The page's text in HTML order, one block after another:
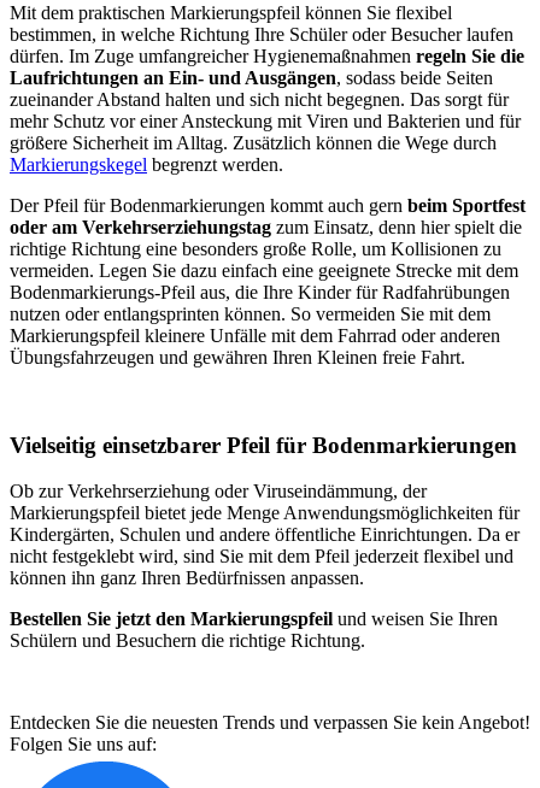
Mit dem praktischen Markierungspfeil können Sie flexibel
bestimmen, in welche Richtung Ihre Schüler oder Besucher laufen
dürfen. Im Zuge umfangreicher Hygienemaßnahmen regeln Sie die
Laufrichtungen an Ein- und Ausgängen, sodass beide Seiten
zueinander Abstand halten und sich nicht begegnen. Das sorgt für
mehr Schutz vor einer Ansteckung mit Viren und Bakterien und für
größere Sicherheit im Alltag. Zusätzlich können die Wege durch
Markierungskegel begrenzt werden.
Der Pfeil für Bodenmarkierungen kommt auch gern beim Sportfest
oder am Verkehrserziehungstag zum Einsatz, denn hier spielt die
richtige Richtung eine besonders große Rolle, um Kollisionen zu
vermeiden. Legen Sie dazu einfach eine geeignete Strecke mit dem
Bodenmarkierungs-Pfeil aus, die Ihre Kinder für Radfahrübungen
nutzen oder entlangsprinten können. So vermeiden Sie mit dem
Markierungspfeil kleinere Unfälle mit dem Fahrrad oder anderen
Übungsfahrzeugen und gewähren Ihren Kleinen freie Fahrt.
Vielseitig einsetzbarer Pfeil für Bodenmarkierungen
Ob zur Verkehrserziehung oder Viruseindämmung, der
Markierungspfeil bietet jede Menge Anwendungsmöglichkeiten für
Kindergärten, Schulen und andere öffentliche Einrichtungen. Da er
nicht festgeklebt wird, sind Sie mit dem Pfeil jederzeit flexibel und
können ihn ganz Ihren Bedürfnissen anpassen.
Bestellen Sie jetzt den Markierungspfeil und weisen Sie Ihren
Schülern und Besuchern die richtige Richtung.
Entdecken Sie die neuesten Trends und verpassen Sie kein Angebot!
Folgen Sie uns auf: